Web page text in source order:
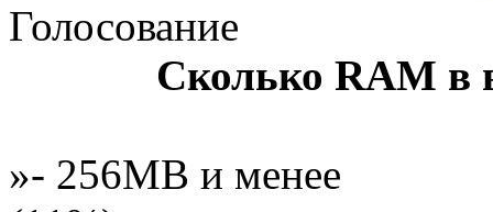
Голосование
Сколько RAM
»- 256MB и менее